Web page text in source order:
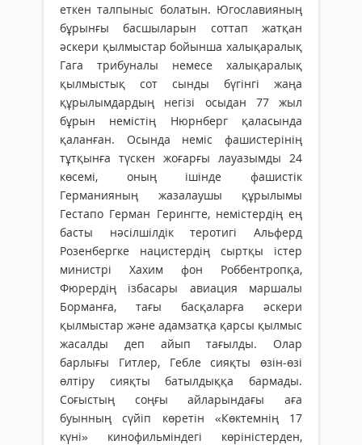
еткен талпыныс болатын. Югославияның
бұрынғы басшыларын соттап жатқан
әскери қылмыстар бойынша халықаралық
Гага трибуналы немесе халықаралық
қылмыстық сот сынды бүгінгі жаңа
құрылымдардың негізі осыдан 77 жыл
бұрын немістің Нюрнберг қаласында
қаланған. Осында неміс фашистерінің
тұтқынға түскен жоғарғы лауазымды 24
көсемі, оның ішінде фашистік
Германияның жазалаушы құрылымы
Гестапо Герман Герингте, немістердің ең
басты нәсілшілдік теротигі Альферд
Розенбергке нацистердің сыртқы істер
министрі Хахим фон Роббентропқа,
Фюрердің ізбасары авиация маршалы
Борманға, тағы басқаларға әскери
қылмыстар және адамзатқа қарсы қылмыс
жасалды деп айып тағылды. Олар
барлығы Гитлер, Гебле сияқты өзін-өзі
өлтіру сияқты батылдыққа бармады.
Соғыстың соңғы айларындағы аға
буынның сүйіп көретін «Көктемнің 17
күні» кинофильміндегі көріністерден,